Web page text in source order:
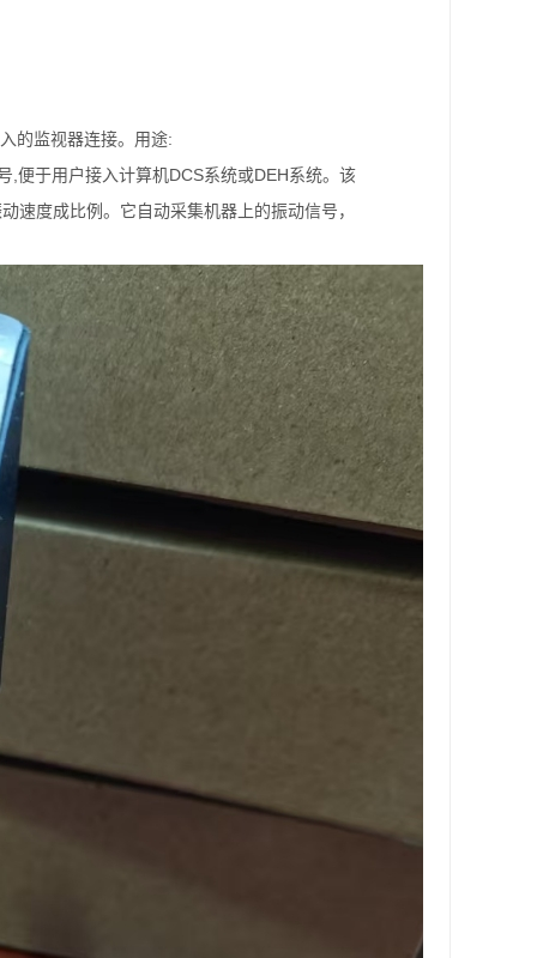
的监视器连接。用途:
,便于用户接入计算机DCS系统或DEH系统。该
速度成比例。它自动采集机器上的振动信号，